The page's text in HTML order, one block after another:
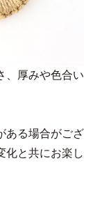
、厚みや色合い
ある場合がござ
化と共にお楽し